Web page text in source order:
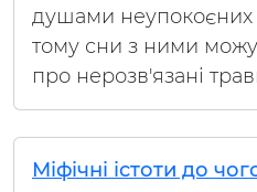
душами неупокоєних
тому сни з ними
про нерозв'язані
Міфічні істоти до